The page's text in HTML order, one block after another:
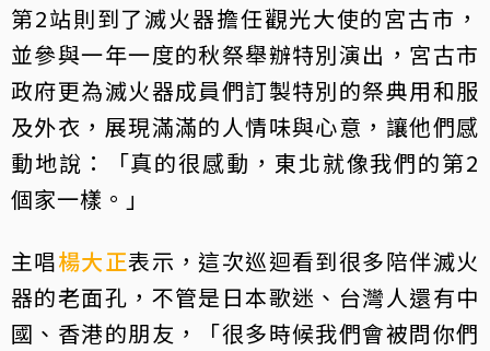
第2站則到了滅火器擔任觀光大使的宮古市，
並參與一年一度的秋祭舉辦特別演出，宮古市
政府更為滅火器成員們訂製特別的祭典用和服
及外衣，展現滿滿的人情味與心意，讓他們感
動地說：「真的很感動，東北就像我們的第2
個家一樣。」
主唱楊大正表示，這次巡迴看到很多陪伴滅火
器的老面孔，不管是日本歌迷、台灣人還有中
國、香港的朋友，「很多時候我們會被問你們